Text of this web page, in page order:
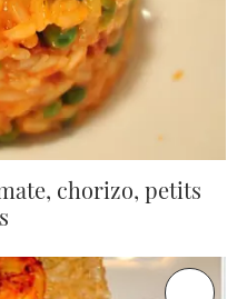
chorizo, petits